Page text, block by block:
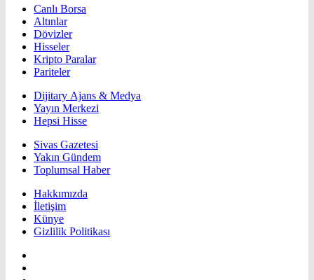
Canlı Borsa
Altınlar
Dövizler
Hisseler
Kripto Paralar
Pariteler
Dijitary Ajans & Medya
Yayın Merkezi
Hepsi Hisse
Sivas Gazetesi
Yakın Gündem
Toplumsal Haber
Hakkımızda
İletişim
Künye
Gizlilik Politikası